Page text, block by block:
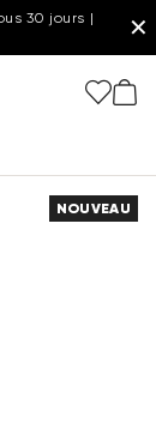
30 jours |
✕
NOUVEAU